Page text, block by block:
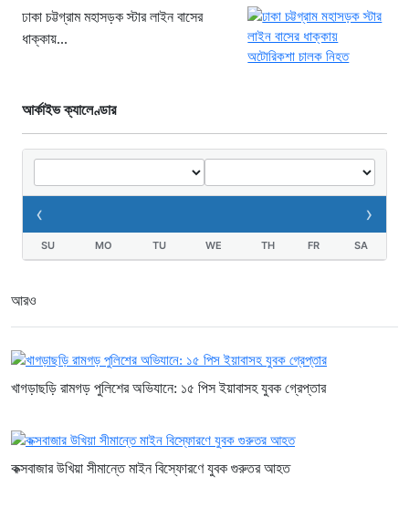
ঢাকা চট্টগ্রাম মহাসড়ক স্টার লাইন বাসের
ধাক্কায়...
আর্কাইভ ক্যালেণ্ডার
‹ ›
SU MO TU WE TH FR SA
আরও
খাগড়াছড়ি রামগড় পুলিশের অভিযানে: ১৫ পিস ইয়াবাসহ যুবক গ্রেপ্তার
কক্সবাজার উখিয়া সীমান্তে মাইন বিস্ফোরণে যুবক গুরুতর আহত